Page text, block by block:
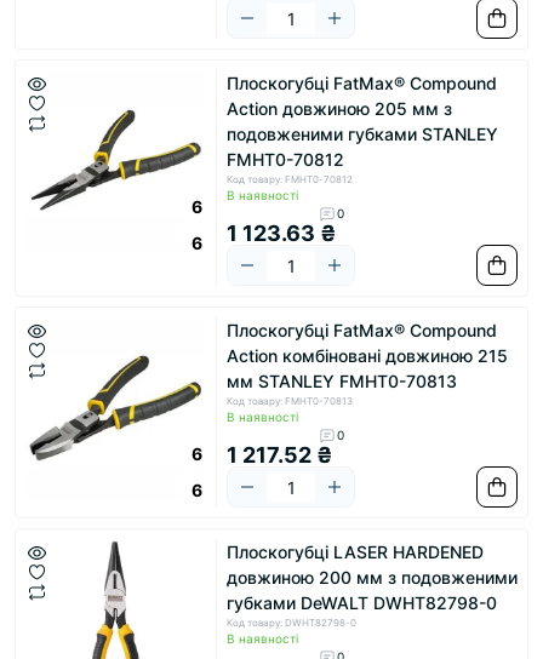
6
6
Плоскогубці FatMax® Compound
Action довжиною 205 мм з
подовженими губками STANLEY
FMHT0-70812
Код товару: FMHT0-70812
В наявності
0
1 123.63 ₴
6
6
Плоскогубці FatMax® Compound
Action комбіновані довжиною 215
мм STANLEY FMHT0-70813
Код товару: FMHT0-70813
В наявності
0
1 217.52 ₴
Плоскогубці LASER HARDENED
довжиною 200 мм з подовженими
губками DeWALT DWHT82798-0
Код товару: DWHT82798-0
В наявності